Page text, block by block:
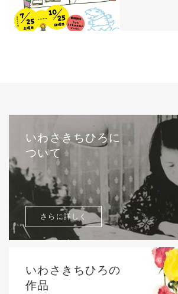
いわさきちひろに
ついて
さらに詳しく
いわさきちひろの
作品